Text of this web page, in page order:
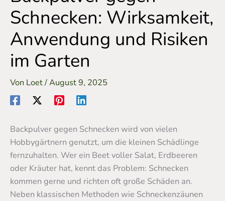
Schnecken: Wirksamkeit,
Anwendung und Risiken
im Garten
Von Loet/August 9, 2025
Backpulver gegen Schnecken wird von vielen
Hobbygärtnern genutzt, um die kleinen Schädlinge
fernzuhalten. Wer ein Beet voller Salat, Erdbeeren
oder Kräuter hat, kennt das Problem: Schnecken
kommen gerne und richten oft große Schäden an.
Neben klassischen Methoden wie Schneckenzäunen